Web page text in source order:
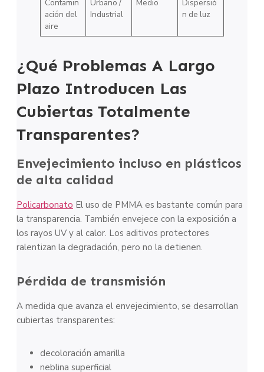
Contamin
ación del
aire
Urbano /
Industrial
Medio
Dispersió
n de luz
¿Qué Problemas A Largo
Plazo Introducen Las
Cubiertas Totalmente
Transparentes?
Envejecimiento incluso en plásticos
de alta calidad
Policarbonato El uso de PMMA es bastante común para
la transparencia. También envejece con la exposición a
los rayos UV y al calor. Los aditivos protectores
ralentizan la degradación, pero no la detienen.
Pérdida de transmisión
A medida que avanza el envejecimiento, se desarrollan
cubiertas transparentes:
decoloración amarilla
neblina superficial